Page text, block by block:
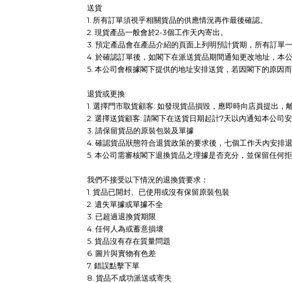
送貨
1. 所有訂單須視乎相關貨品的供應情況再作最後確認。
2. 現貨產品一般會於2-3個工作天內寄出。
3. 預定產品會在產品介紹的頁面上列明預計貨期，所有訂單
4. 於確認訂單後，如閣下在派送貨品期間通知更改地址，本
5. 本公司會根據閣下提供的地址安排送貨，若因閣下的原因
退貨或更換:
1. 選擇門市取貨顧客: 如發現貨品損毀，應即時向店員提出，
2. 選擇送貨顧客: 請閣下在送貨日期起計7天以內通知本公司安
3. 請保留貨品的原裝包裝及單據
4. 確認貨品狀態符合退貨政策的要求後，七個工作天內安排退
5. 本公司需審核閣下退換貨品之理據是否充分，並保留任何
我們不接受以下情況的退換貨要求：
1. 貨品已開封、已使用或沒有保留原裝包裝
2. 遺失單據或單據不全
3. 已超過退換貨期限
4. 任何人為或蓄意損壞
5. 貨品沒有存在質量問題
6. 圖片與實物有色差
7. 錯誤點擊下單
8. 貨品不成功派送或寄失